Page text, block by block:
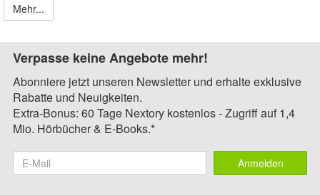
Mehr...
Verpasse keine Angebote mehr!
Abonniere jetzt unseren Newsletter und erhalte exklusive
Rabatte und Neuigkeiten.
Extra-Bonus: 60 Tage Nextory kostenlos - Zugriff auf 1,4
Mio. Hörbücher & E-Books.*
Anmelden